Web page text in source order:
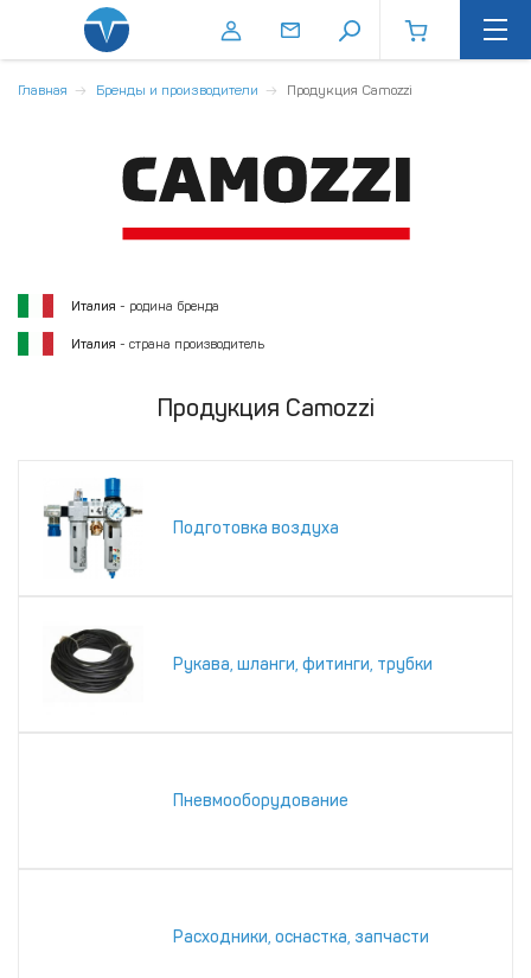
Главная Бренды и производители Продукция Camozzi
Италия - родина бренда
Италия - страна производитель
Продукция Camozzi
Подготовка воздуха
Рукава, шланги, фитинги, трубки
Пневмооборудование
Расходники, оснастка, запчасти